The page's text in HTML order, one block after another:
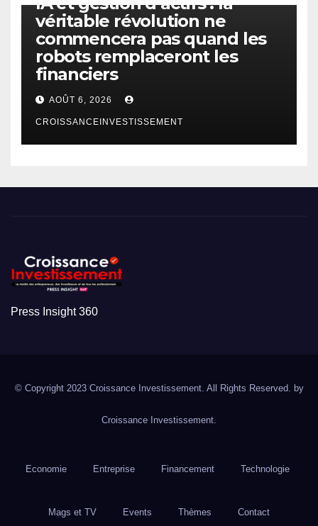
véritable révolution ne
commencera pas quand les
robots remplaceront les
financiers
AOÛT 6, 2026
CROISSANCEINVESTISSEMENT
Press Insight 360
© Copyright 2023 Croissance Investissement. All Rights Reserved. by
Croissance Investissement.
Economie Entreprise Financement Technologie
Mags et TV Events Thèmes Contact